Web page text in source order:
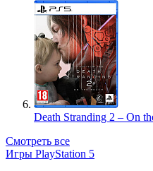
Death Stranding 2 – On
Смотреть все
Игры PlayStation 5